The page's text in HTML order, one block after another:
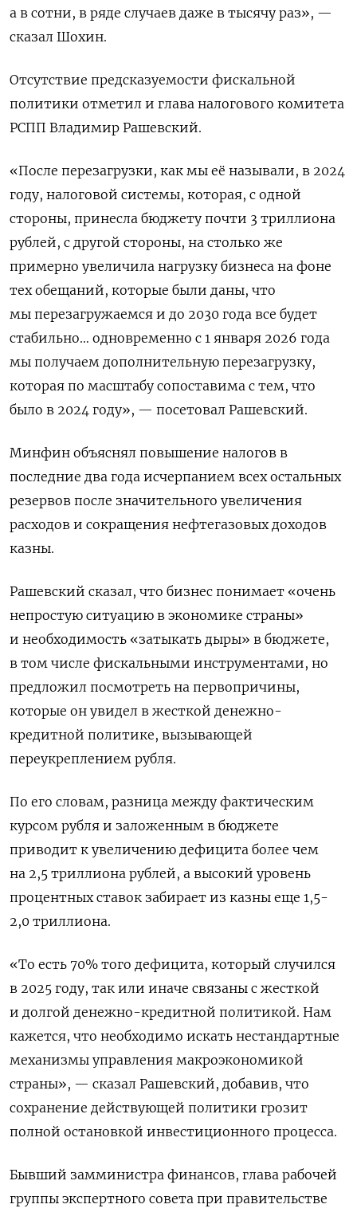
а в ‌сотни, в ряде случаев даже в тысячу раз», —
сказал Шохин.
Отсутствие предсказуемости фискальной
политики отметил и глава налогового комитета
РСПП Владимир Рашевский.
«После перезагрузки, как мы ​её называли, в 2024
году, налоговой системы, которая, с одной
стороны, принесла бюджету почти 3 триллиона
рублей, с другой стороны, на столько же
примерно увеличила нагрузку ‌бизнеса на фоне
тех обещаний, которые были даны, что
мы перезагружаемся и до 2030 года все будет
стабильно… одновременно с 1 января 2026 года
мы получаем дополнительную перезагрузку,
которая по масштабу сопоставима с тем, что
было в 2024 году», — посетовал Рашевский.
Минфин объяснял повышение налогов ​в
последние два года исчерпанием всех остальных
резервов ​после значительного увеличения
расходов и сокращения нефтегазовых ‌доходов
казны.
Рашевский сказал, что бизнес понимает «очень
непростую ситуацию в экономике страны»
и необходимость «затыкать дыры» в бюджете,
в том числе фискальными инструментами, но ​
предложил посмотреть на первопричины,
которые он увидел в жесткой денежно-
кредитной политике, вызывающей
переукреплением рубля.
По его словам, разница между фактическим
курсом рубля и заложенным в бюджете
приводит к увеличению дефицита более чем
на 2,5 триллиона рублей, а высокий уровень
процентных ставок забирает из казны еще 1,5-
2,0 триллиона.
«То есть 70% того дефицита, который случился
в 2025 году, так или иначе связаны с жесткой
и долгой денежно-кредитной политикой. Нам
кажется, что необходимо искать нестандартные
механизмы управления макроэкономикой
страны», — сказал Рашевский, добавив, что
сохранение действующей политики грозит
полной остановкой инвестиционного процесса.
Бывший замминистра финансов, глава рабочей
группы экспертного совета при правительстве